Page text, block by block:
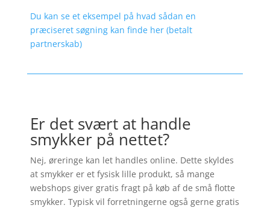
Du kan se et eksempel på hvad sådan en
præciseret søgning kan finde her (betalt
partnerskab)
Er det svært at handle
smykker på nettet?
Nej, øreringe kan let handles online. Dette skyldes
at smykker er et fysisk lille produkt, så mange
webshops giver gratis fragt på køb af de små flotte
smykker. Typisk vil forretningerne også gerne gratis